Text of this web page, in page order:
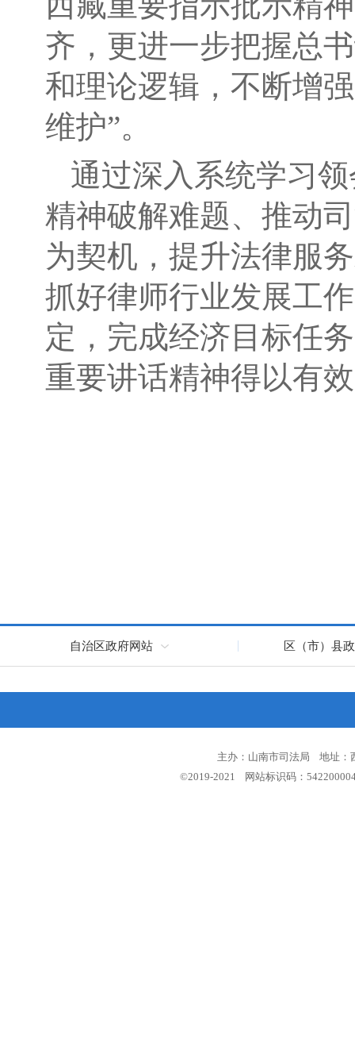
齐，更进一步把握总
和理论逻辑，不断增
维护”。
通过深入系统学习
精神破解难题、推动
为契机，提升法律服
抓好律师行业发展工
定，完成经济目标任
重要讲话精神得以有
自治区政府网站 区（市）县
主办：山南市司法局 地址：
©2019-2021 网站标识码：